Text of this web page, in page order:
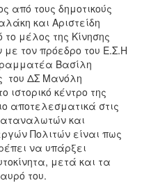
από τους δημοτικούς
και Αριστείδη
μέλος της Κίνησης
τον πρόεδρο του Ε.Σ.Η
Βασίλη
του ΔΣ Μανόλη
κέντρο της
αποτελεσματικά στις
και
Πολιτών είναι πως
να υπάρξει
μετά και τα
του.